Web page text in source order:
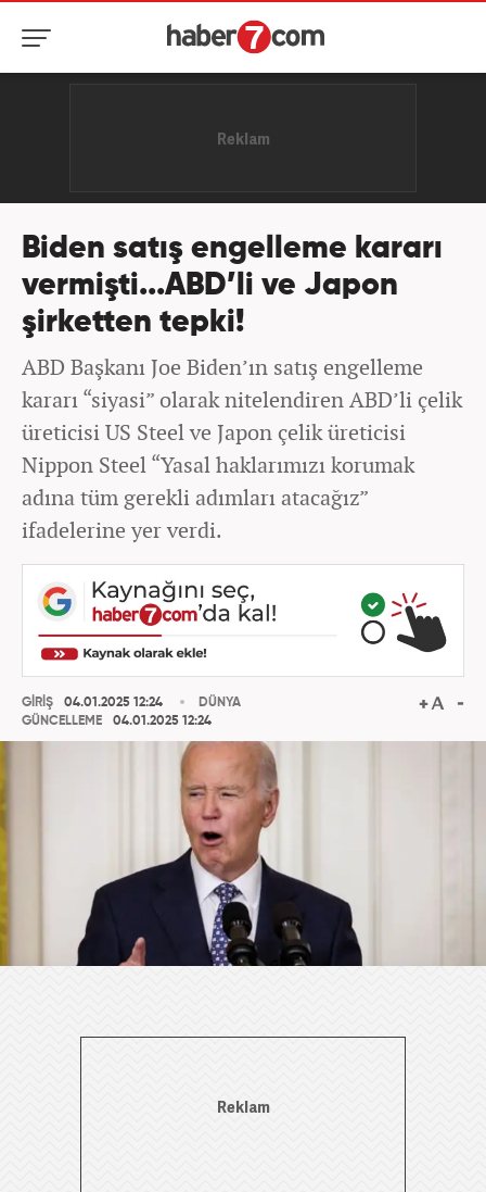
Biden satış engelleme kararı
vermişti...ABD’li ve Japon
şirketten tepki!
ABD Başkanı Joe Biden’ın satış engelleme
kararı “siyasi” olarak nitelendiren ABD’li çelik
üreticisi US Steel ve Japon çelik üreticisi
Nippon Steel “Yasal haklarımızı korumak
adına tüm gerekli adımları atacağız”
ifadelerine yer verdi.
GİRİŞ
04.01.2025 12:24
GÜNCELLEME
04.01.2025 12:24
DÜNYA